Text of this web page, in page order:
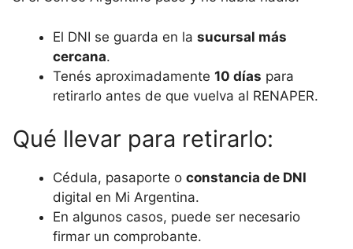
El DNI se guarda en la sucursal más
cercana.
Tenés aproximadamente 10 días para
retirarlo antes de que vuelva al RENAPER.
Qué llevar para retirarlo:
Cédula, pasaporte o constancia de DNI
digital en Mi Argentina.
En algunos casos, puede ser necesario
firmar un comprobante.